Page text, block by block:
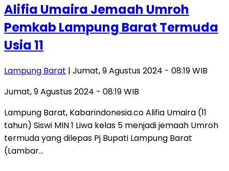
Alifia Umaira Jemaah Umroh
Pemkab Lampung Barat Termuda
Usia 11
Lampung Barat | Jumat, 9 Agustus 2024 - 08:19 WIB
Jumat, 9 Agustus 2024 - 08:19 WIB
Lampung Barat, Kabarindonesia.co Alifia Umaira (11
tahun) Siswi MIN 1 Liwa kelas 5 menjadi jemaah Umroh
termuda yang dilepas Pj Bupati Lampung Barat
(Lambar…